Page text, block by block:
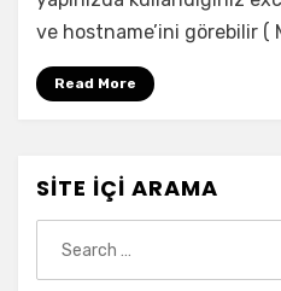
Adresi
Ve
ve hostname’ini görebilir (
Read More
SITE İÇI ARAMA
for: